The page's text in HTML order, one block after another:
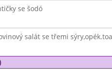
se šodó
salát se třemi